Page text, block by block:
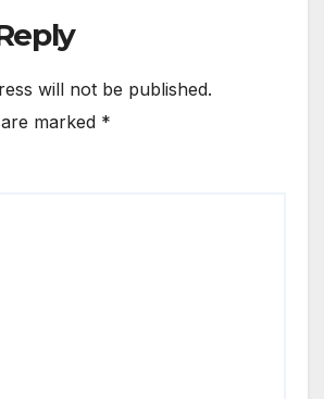
will not be published.
marked *